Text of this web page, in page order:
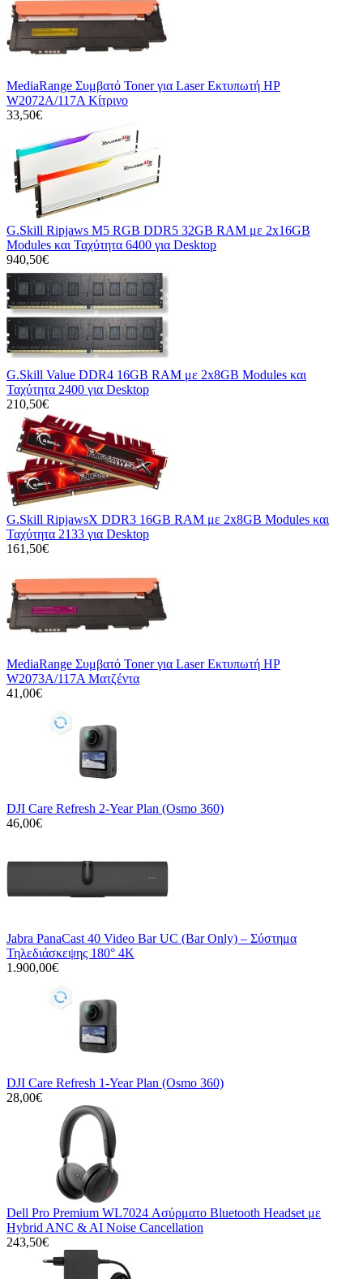
MediaRange Συμβατό Toner για Laser Εκτυπωτή HP
W2072A/117A Κίτρινο
33,50€
G.Skill Ripjaws M5 RGB DDR5 32GB RAM με 2x16GB
Modules και Ταχύτητα 6400 για Desktop
940,50€
G.Skill Value DDR4 16GB RAM με 2x8GB Modules και
Ταχύτητα 2400 για Desktop
210,50€
G.Skill RipjawsX DDR3 16GB RAM με 2x8GB Modules και
Ταχύτητα 2133 για Desktop
161,50€
MediaRange Συμβατό Toner για Laser Εκτυπωτή HP
W2073A/117A Ματζέντα
41,00€
DJI Care Refresh 2-Year Plan (Osmo 360)
46,00€
Jabra PanaCast 40 Video Bar UC (Bar Only) – Σύστημα
Τηλεδιάσκεψης 180° 4K
1.900,00€
DJI Care Refresh 1-Year Plan (Osmo 360)
28,00€
Dell Pro Premium WL7024 Ασύρματο Bluetooth Headset με
Hybrid ANC & AI Noise Cancellation
243,50€